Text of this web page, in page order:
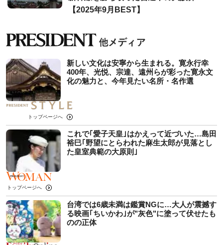
【2025年9月BEST】
新しい文化は安寧から生まれる。寛永行幸
400年、光悦、宗達、遠州らが彩った寛永文
化の魅力と、今年見たい名所・名作選
トップページへ
これで｢愛子天皇｣はかえって近づいた…島田
裕巳｢野望にとらわれた麻生太郎が見落とし
た皇室典範の大原則｣
トップページへ
台湾では6歳未満は鑑賞NGに…大人が震撼す
る映画｢ちいかわ｣が"灰色"に塗って伏せたも
のの正体